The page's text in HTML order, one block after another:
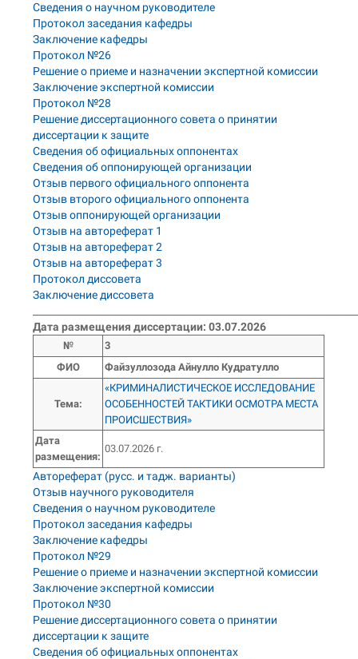
Сведения о научном руководителе
Протокол заседания кафедры
Заключение кафедры
Протокол №26
Решение о приеме и назначении экспертной комиссии
Заключение экспертной комиссии
Протокол №28
Решение диссертационного совета о принятии
диссертации к защите
Сведения об официальных оппонентах
Сведения об оппонирующей организации
Отзыв первого официального оппонента
Отзыв второго официального оппонента
Отзыв оппонирующей организации
Отзыв на автореферат 1
Отзыв на автореферат 2
Отзыв на автореферат 3
Протокол диссовета
Заключение диссовета
Дата размещения диссертации: 03.07.2026
№
3
ФИО
Файзуллозода Айнулло Кудратулло
Тема:
«КРИМИНАЛИСТИЧЕСКОЕ ИССЛЕДОВАНИЕ
ОСОБЕННОСТЕЙ ТАКТИКИ ОСМОТРА МЕСТА
ПРОИСШЕСТВИЯ»
Дата
размещения:
03.07.2026 г.
Автореферат (русс. и тадж. варианты)
Отзыв научного руководителя
Сведения о научном руководителе
Протокол заседания кафедры
Заключение кафедры
Протокол №29
Решение о приеме и назначении экспертной комиссии
Заключение экспертной комиссии
Протокол №30
Решение диссертационного совета о принятии
диссертации к защите
Сведения об официальных оппонентах